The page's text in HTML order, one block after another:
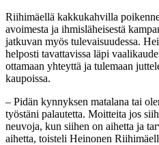
Riihimäellä kakkukahvilla
avoimesta ja ihmisläheisestä
jatkuvan myös tulevaisuudessa.
helposti tavattavissa läpi
ottamaan yhteyttä ja tulemaan
kaupoissa.
– Pidän kynnyksen matalana tai
työstäni palautetta. Moitteita jos
neuvoja, kun siihen on aihetta ja
aihetta, toisteli Heinonen